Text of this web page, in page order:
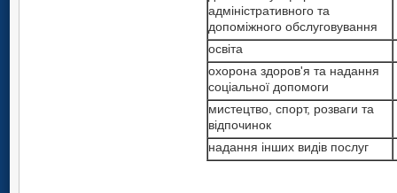
адміністративного та
допоміжного обслуговування
освіта
охорона здоров'я та надання
соціальної допомоги
мистецтво, спорт, розваги та
відпочинок
надання інших видів послуг